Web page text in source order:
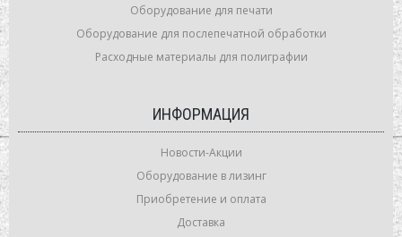
Оборудование для печати
Оборудование для послепечатной обработки
Расходные материалы для полиграфии
ИНФОРМАЦИЯ
Новости-Акции
Оборудование в лизинг
Приобретение и оплата
Доставка